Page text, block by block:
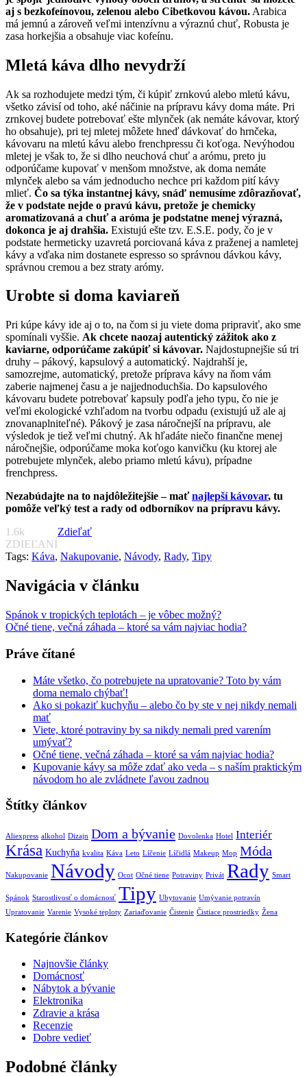
aj s bezkofeínovou, zelenou alebo Cibetkovou kávou. Arabica
má jemnú a zároveň veľmi intenzívnu a výraznú chuť, Robusta je
zasa horkejšia a obsahuje viac kofeínu.
Mletá káva dlho nevydrží
Ak sa rozhodujete medzi tým, či kúpiť zrnkovú alebo mletú kávu,
všetko závisí od toho, aké náčinie na prípravu kávy doma máte. Pri
zrnkovej budete potrebovať ešte mlynček (ak nemáte kávovar, ktorý
ho obsahuje), pri tej mletej môžete hneď dávkovať do hrnčeka,
kávovaru na mletú kávu alebo frenchpressu či koťoga. Nevýhodou
mletej je však to, že si dlho neuchová chuť a arómu, preto ju
odporúčame kupovať v menšom množstve, ak doma nemáte
mlynček alebo sa vám jednoducho nechce pri každom pití kávy
mlieť. Čo sa týka instantnej kávy, snáď nemusíme zdôrazňovať,
že v podstate nejde o pravú kávu, pretože je chemicky
aromatizovaná a chuť a aróma je podstatne menej výrazná,
dokonca je aj drahšia. Existujú ešte tzv. E.S.E. pody, čo je v
podstate hermeticky uzavretá porciovaná káva z praženej a namletej
kávy a vďaka nim dostanete espresso so správnou dávkou kávy,
správnou cremou a bez straty arómy.
Urobte si doma kaviareň
Pri kúpe kávy ide aj o to, na čom si ju viete doma pripraviť, ako sme
spomínali vyššie. Ak chcete naozaj autentický zážitok ako z
kaviarne, odporúčame zakúpiť si kávovar. Najdostupnejšie sú tri
druhy – pákový, kapsulový a automatický. Najdrahší je,
samozrejme, automatický, pretože príprava kávy na ňom vám
zaberie najmenej času a je najjednoduchšia. Do kapsulového
kávovaru budete potrebovať kapsuly podľa jeho typu, čo nie je
veľmi ekologické vzhľadom na tvorbu odpadu (existujú už ale aj
znovanaplniteľné). Pákový je zasa náročnejší na prípravu, ale
výsledok je tiež veľmi chutný. Ak hľadáte niečo finančne menej
náročnejšie, odporúčame moka koťogo kanvičku (ku ktorej ale
potrebujete mlynček, alebo priamo mletú kávu), prípadne
frenchpress.
Nezabúdajte na to najdôležitejšie – maťnajlepší kávovar, tu
pomôže veľký test a rady od odborníkov na prípravu kávy.
1.6k
ZDIEĽANÍ
Zdieľať
Tags: Káva, Nakupovanie, Návody, Rady, Tipy
Navigácia v článku
Spánok v tropických teplotách – je vôbec možný?
Očné tiene, večná záhada – ktoré sa vám najviac hodia?
Práve čítané
Máte všetko, čo potrebujete na upratovanie? Toto by vám
doma nemalo chýbať!
Ako si pokaziť kuchyňu – alebo čo by ste v nej nikdy nemali
mať
Viete, ktoré potraviny by sa nikdy nemali pred varením
umývať?
Očné tiene, večná záhada – ktoré sa vám najviac hodia?
Kupovanie kávy sa môže zdať ako veda – s naším praktickým
návodom ho ale zvládnete ľavou zadnou
Štítky článkov
Aliexpress alkohol Dizajn Dom a bývanie Dovolenka Hotel Interiér
Krása Kuchyňa kvalita Káva Leto Líčenie Líčidlá Makeup Mop Móda
Nakupovanie Návody Ocot Očné tiene Potraviny Privát Rady Smart
Spánok Starostlivosť o domácnosť Tipy Ubytovanie Umývanie potravín
Upratovanie Varenie Vysoké teploty Zariaďovanie Čistenie Čistiace prostriedky Žena
Kategórie článkov
Najnovšie články
Domácnosť
Nábytok a bývanie
Elektronika
Zdravie a krása
Recenzie
Dobre vedieť
Podobné články